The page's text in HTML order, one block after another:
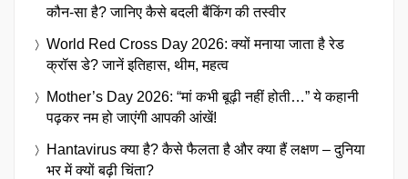
कौन-सा है? जानिए कैसे बदली बैंकिंग की तस्वीर
World Red Cross Day 2026: क्यों मनाया जाता है रेड
क्रॉस डे? जानें इतिहास, थीम, महत्व
Mother’s Day 2026: “मां कभी बूढ़ी नहीं होती…” ये कहानी
पढ़कर नम हो जाएंगी आपकी आंखें!
Hantavirus क्या है? कैसे फैलता है और क्या हैं लक्षण – दुनिया
भर में क्यों बढ़ी चिंता?